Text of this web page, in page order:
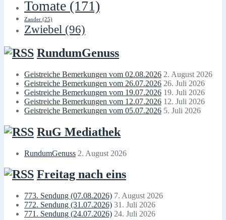
Tomate (171)
Zander (25)
Zwiebel (96)
RundumGenuss
Geistreiche Bemerkungen vom 02.08.2026 2. August 2026
Geistreiche Bemerkungen vom 26.07.2026 26. Juli 2026
Geistreiche Bemerkungen vom 19.07.2026 19. Juli 2026
Geistreiche Bemerkungen vom 12.07.2026 12. Juli 2026
Geistreiche Bemerkungen vom 05.07.2026 5. Juli 2026
RuG Mediathek
RundumGenuss 2. August 2026
Freitag nach eins
773. Sendung (07.08.2026) 7. August 2026
772. Sendung (31.07.2026) 31. Juli 2026
771. Sendung (24.07.2026) 24. Juli 2026